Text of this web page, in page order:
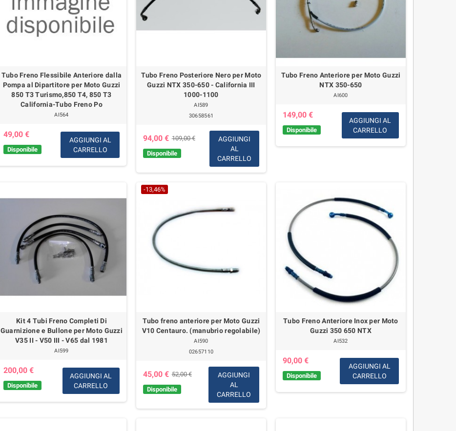
Tubo Freno Flessibile Anteriore dalla
Pompa al Dipartitore per Moto Guzzi
850 T3 Turismo,850 T4, 850 T3
California-Tubo Freno Po
AI564
49,00 €
Disponibile
AGGIUNGI AL
CARRELLO
Tubo Freno Posteriore Nero per Moto
Guzzi NTX 350-650 - California III
1000-1100
AI589
30658561
94,00 € 109,00 €
Disponibile
AGGIUNGI
AL
CARRELLO
Tubo Freno Anteriore per Moto Guzzi
NTX 350-650
AI600
149,00 €
Disponibile
AGGIUNGI AL
CARRELLO
Kit 4 Tubi Freno Completi Di
Guarnizione e Bullone per Moto Guzzi
V35 II - V50 III - V65 dal 1981
AI599
200,00 €
Disponibile
AGGIUNGI AL
CARRELLO
-13,46%
Tubo freno anteriore per Moto Guzzi
V10 Centauro. (manubrio regolabile)
AI590
02657110
45,00 € 52,00 €
Disponibile
AGGIUNGI
AL
CARRELLO
Tubo Freno Anteriore Inox per Moto
Guzzi 350 650 NTX
AI532
90,00 €
Disponibile
AGGIUNGI AL
CARRELLO